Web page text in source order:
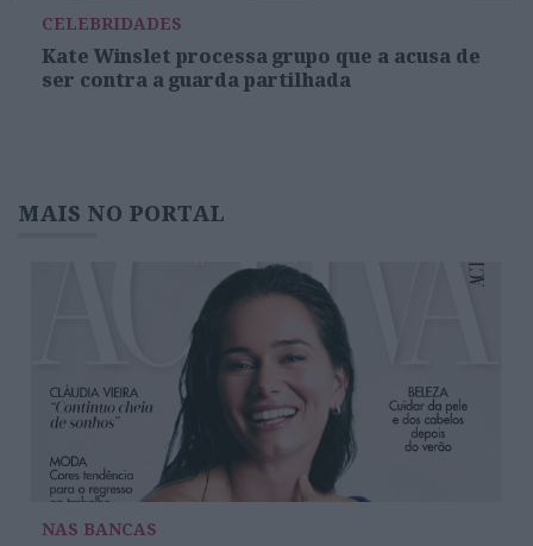
CELEBRIDADES
Kate Winslet processa grupo que a acusa de
ser contra a guarda partilhada
MAIS NO PORTAL
NAS BANCAS